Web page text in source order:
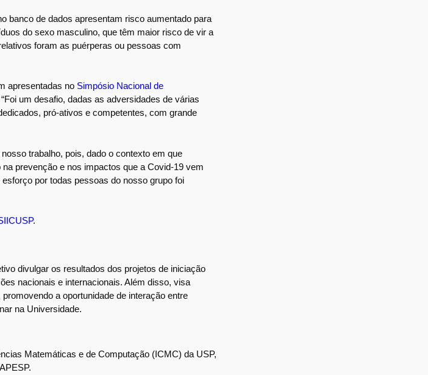
banco de dados apresentam risco aumentado para
do sexo masculino, que têm maior risco de vir a
foram as puérperas ou pessoas com
apresentadas no Simpósio Nacional de
um desafio, dadas as adversidades de várias
pró-ativos e competentes, com grande
trabalho, pois, dado o contexto em que
prevenção e nos impactos que a Covid-19 vem
por todas pessoas do nosso grupo foi
.
divulgar os resultados dos projetos de iniciação
nacionais e internacionais. Além disso, visa
a oportunidade de interação entre
na Universidade.
Matemáticas e de Computação (ICMC) da USP,